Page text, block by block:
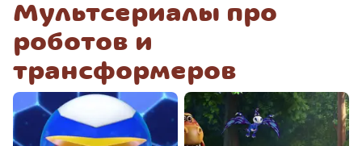
Мультсериалы про
роботов и
трансформеров